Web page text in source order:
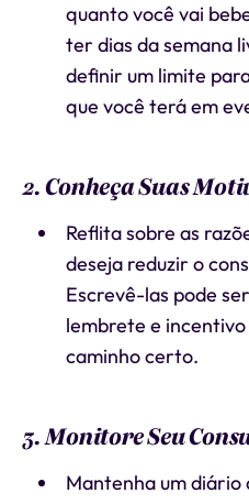
quanto você vai
ter dias da semana
definir um limite
que você terá em
2. Conheça Suas
Reflita sobre as
deseja reduzir o
Escrevê-las pode
lembrete e
caminho certo.
3. Monitore Seu
Mantenha um diário